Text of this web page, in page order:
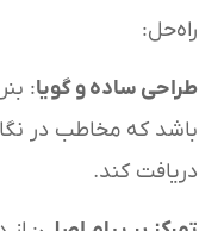
راه‌حل:
طراحی ساده و گویا:
باشد که مخاطب در
دریافت کند.